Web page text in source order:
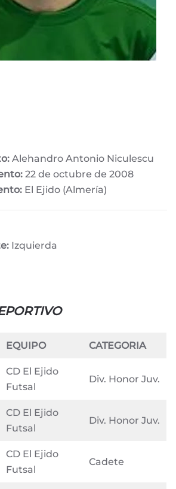
Alehandro Antonio Niculescu
22 de octubre de 2008
El Ejido (Almería)
Izquierda
EQUIPO CATEGORIA
CD El Ejido
Futsal
Div. Honor Juv.
CD El Ejido
Futsal
Div. Honor Juv.
CD El Ejido
Futsal
Cadete